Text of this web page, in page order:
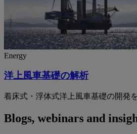
Energy
洋上風車基礎の解析
着床式・浮体式洋上風車基礎の開発
Blogs, webinars and